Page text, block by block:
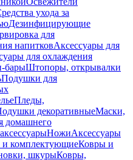
ухода за
Дезинфицирующие
для
напитковАксессуары для
для охлаждения
барыШтопоры, открывалки
Подушки для
Пледы,
декоративныеМаски,
домашнего
НожиАксессуары
комплектующиеКовры и
шкурыКовры,